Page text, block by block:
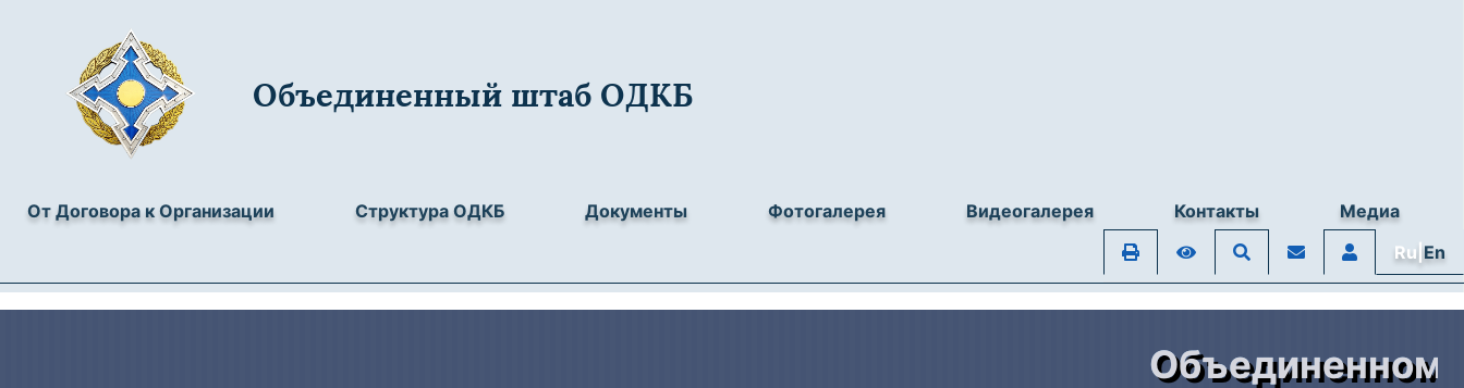
Объединенный штаб ОДКБ
От Договора к Организации Структура ОДКБ Документы Фотогалерея Видеогалерея Контакты
Медиа
Ru|En
Объединенному